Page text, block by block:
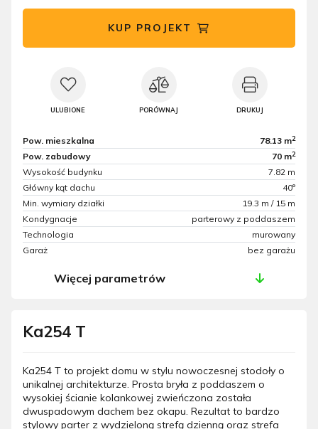
Ka254 T
Ka254 T to projekt domu w stylu nowoczesnej stodoły o
unikalnej architekturze. Prosta bryła z poddaszem o
wysokiej ścianie kolankowej zwieńczona została
dwuspadowym dachem bez okapu. Rezultat to bardzo
stylowy parter z wydzieloną strefą dzienną oraz strefa
KUP PROJEKT
ULUBIONE PORÓWNAJ DRUKUJ
Pow. mieszkalna 78.13 m2
Pow. zabudowy 70 m2
Wysokość budynku
7.82 m
Główny kąt dachu
40°
Min. wymiary działki
19.3 m / 15 m
Kondygnacje
parterowy z poddaszem
Technologia
murowany
Garaż
bez garażu
Więcej parametrów